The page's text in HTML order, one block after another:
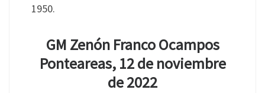
1950.
GM Zenón Franco Ocampos
Ponteareas, 12 de noviembre
de 2022